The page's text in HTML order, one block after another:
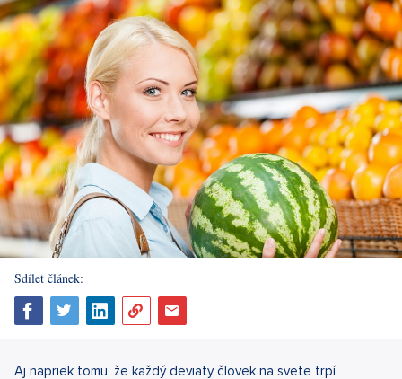
Sdílet článek:
Aj napriek tomu, že každý deviaty človek na svete trpí